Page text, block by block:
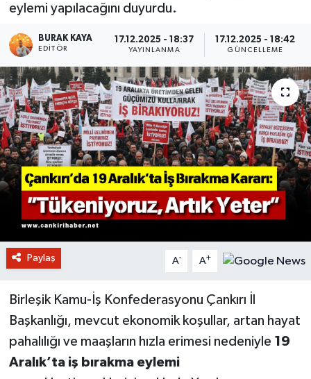
eylemi yapılacağını duyurdu.
BURAK KAYA
EDITÖR
17.12.2025 - 18:37
YAYINLANMA
17.12.2025 - 18:42
GÜNCELLEME
Paylaş A- A+
Birleşik Kamu-İş Konfederasyonu Çankırı İl
Başkanlığı, mevcut ekonomik koşullar, artan hayat
pahalılığı ve maaşların hızla erimesi nedeniyle 19
Aralık’ta iş bırakma eylemi